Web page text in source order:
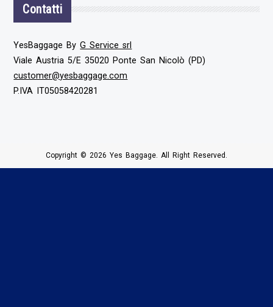
Contatti
YesBaggage ByG Service srl
Viale Austria 5/E 35020 Ponte San Nicolò (PD)
customer@yesbaggage.com
P.IVA IT05058420281
Copyright © 2026 Yes Baggage. All Right Reserved.